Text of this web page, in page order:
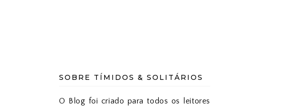
SOBRE TÍMIDOS & SOLITÁRIOS
O Blog foi criado para todos os leitores